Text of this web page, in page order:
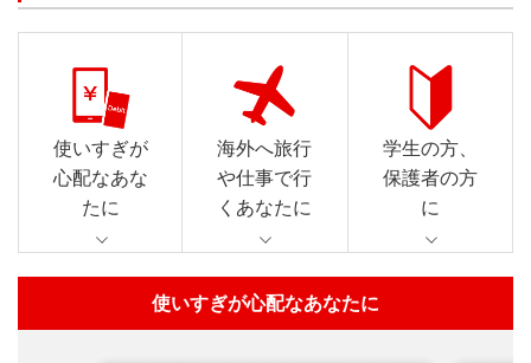
使いすぎが
心配なあな
たに
海外へ旅行
や仕事で行
くあなたに
学生の方、
保護者の方
に
使いすぎが心配なあなたに